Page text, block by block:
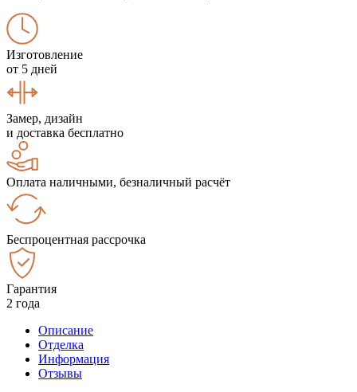
Изготовление
от 5 дней
Замер, дизайн
и доставка бесплатно
Оплата наличными, безналичный расчёт
Беспроцентная рассрочка
Гарантия
2 года
Описание
Отделка
Информация
Отзывы